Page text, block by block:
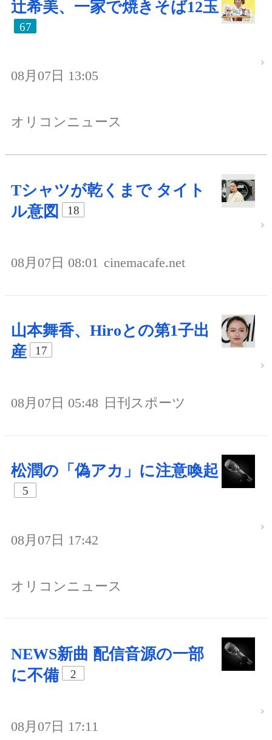
辻希美、一家で焼きそば12玉
67
08月07日 13:05
オリコンニュース
Tシャツが乾くまで タイト
ル意図
18
08月07日 08:01 cinemacafe.net
山本舞香、Hiroとの第1子出
産
17
08月07日 05:48 日刊スポーツ
松潤の「偽アカ」に注意喚起
5
08月07日 17:42
オリコンニュース
NEWS新曲 配信音源の一部
に不備
2
08月07日 17:11